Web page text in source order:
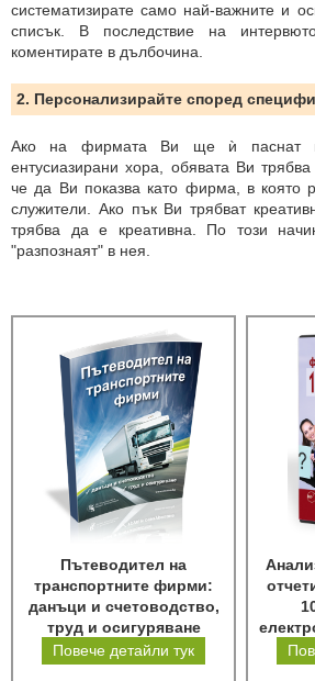
систематизирате само най-важните и
списък. В последствие на
коментирате в дълбочина.
2. Персонализирайте според
Ако на фирмата Ви ще ѝ паснат
ентусиазирани хора, обявата Ви трябва
че да Ви показва като фирма, в която
служители. Ако пък Ви трябват
трябва да е креативна. По този
"разпознаят" в нея.
Пътеводител на
транспортните фирми:
данъци и счетоводство,
труд и осигуряване
Повече детайли тук